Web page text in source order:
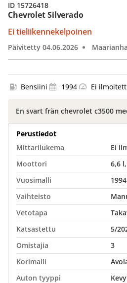
Chevrolet Silverado
Ei tieliikennekelpoinen
Päivitetty 04.06.2026
ID 15726418
Bensiini 1994 Ei
En svart frän chevrolet c3500
Perustiedot
Mittarilukema
Ei
Moottori
6,6
Vuosimalli
1994
Vaihteisto
Vetotapa
Katsastettu
5/
Omistajia
3
Korimalli
Auton tyyppi